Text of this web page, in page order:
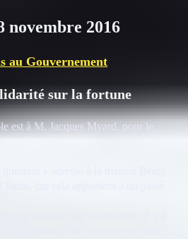
novembre 2016
au Gouvernement
sur la fortune
est à M. Jacques Myard, pour le